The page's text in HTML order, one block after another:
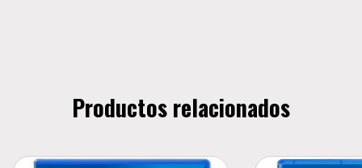
Productos relacionados